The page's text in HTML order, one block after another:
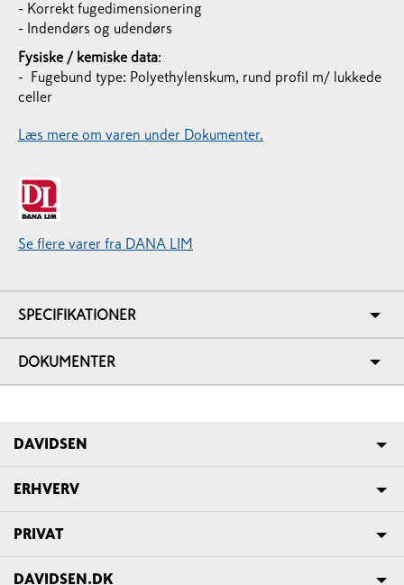
- Korrekt fugedimensionering
- Indendørs og udendørs
Fysiske / kemiske data:
- Fugebund type: Polyethylenskum, rund profil m/ lukkede
celler
Læs mere om varen under Dokumenter.
Se flere varer fra DANA LIM
SPECIFIKATIONER
DOKUMENTER
DAVIDSEN
ERHVERV
PRIVAT
DAVIDSEN.DK